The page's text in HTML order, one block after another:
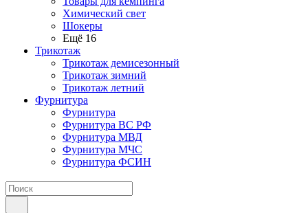
Химический свет
Шокеры
Ещё 16
Трикотаж
Трикотаж демисезонный
Трикотаж зимний
Трикотаж летний
Фурнитура
Фурнитура
Фурнитура ВС РФ
Фурнитура МВД
Фурнитура МЧС
Фурнитура ФСИН